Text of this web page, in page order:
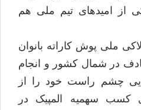
از امید‌های تیم ملی هم
ملی پوش کاراته بانوان
در شمال کشور و انجام
چشم راست خود را از
کسب سهمیه المپیک در